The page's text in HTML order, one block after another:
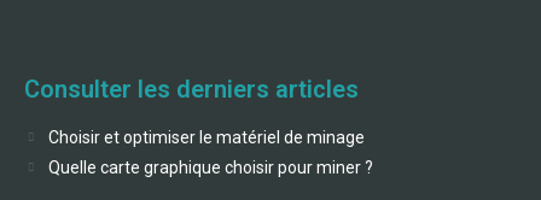
Consulter les derniers articles
Choisir et optimiser le matériel de minage
Quelle carte graphique choisir pour miner ?